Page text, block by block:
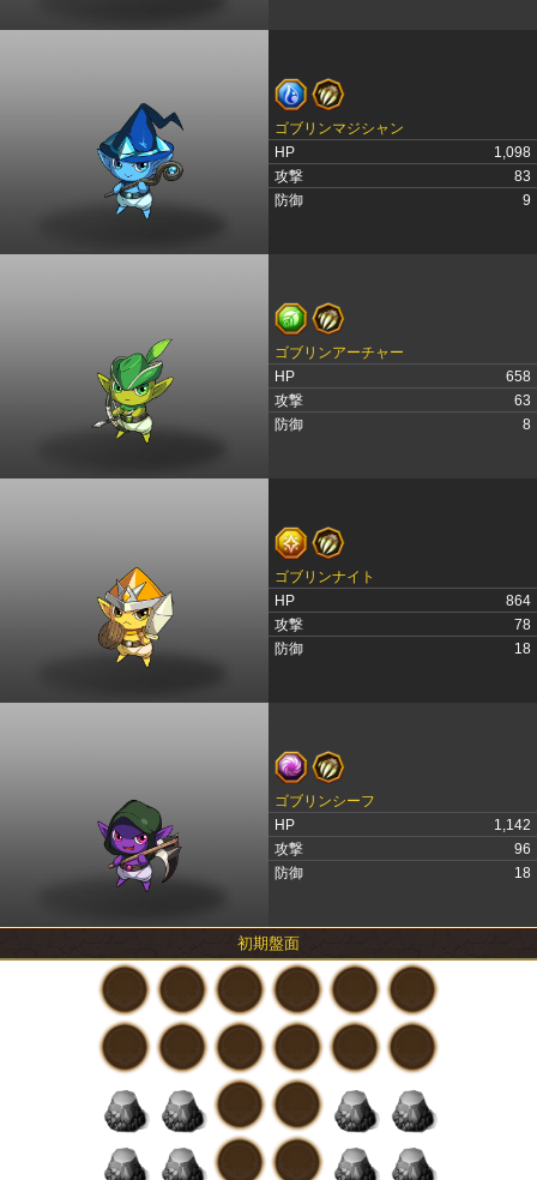
ゴブリンマジシャン
HP
1,098
攻撃
83
防御
9
ゴブリンアーチャー
HP
658
攻撃
63
防御
8
ゴブリンナイト
HP
864
攻撃
78
防御
18
ゴブリンシーフ
HP
1,142
攻撃
96
防御
18
初期盤面